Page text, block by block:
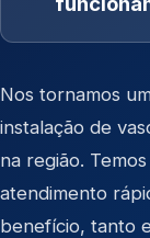
Nos tornamos
instalação de
na região.
atendimento
benefício, tanto